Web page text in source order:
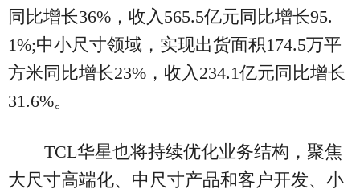
同比增长36%，收入565.5亿元同比增长95.
1%;中小尺寸领域，实现出货面积174.5万平
方米同比增长23%，收入234.1亿元同比增长
31.6%。
TCL华星也将持续优化业务结构，聚焦
大尺寸高端化、中尺寸产品和客户开发、小